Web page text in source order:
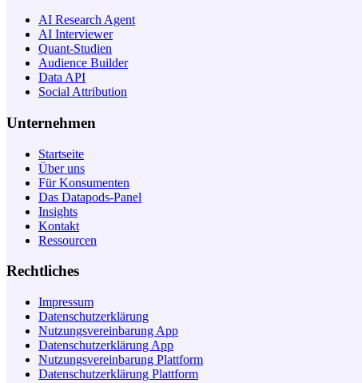
AI Research Agent
AI Interviewer
Quant-Studien
Audience Builder
Data API
Social Attribution
Unternehmen
Startseite
Über uns
Für Konsumenten
Das Datapods-Panel
Insights
Kontakt
Ressourcen
Rechtliches
Impressum
Datenschutzerklärung
Nutzungsvereinbarung App
Datenschutzerklärung App
Nutzungsvereinbarung Plattform
Datenschutzerklärung Plattform